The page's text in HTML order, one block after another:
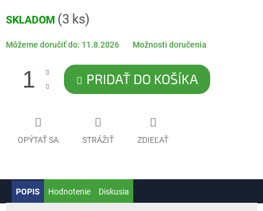
cena:
SKLADOM (3 ks)
Môžeme doručiť do: 11.8.2026 Možnosti doručenia
PRIDAŤ DO KOŠÍKA
OPÝTAŤ SA STRÁŽIŤ ZDIEĽAŤ
POPIS Hodnotenie Diskusia